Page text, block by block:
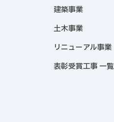
建築事業
土木事業
リニューアル事業
表彰受賞工事 一覧